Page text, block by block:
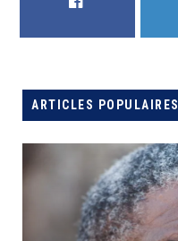
ARTICLES POPULAIRES